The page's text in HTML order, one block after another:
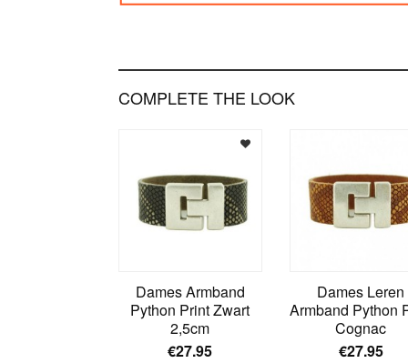
COMPLETE THE LOOK
Dames Armband
Python Print Zwart
2,5cm
€27.95
Dames Leren
Armband Python
Cognac
€27.95